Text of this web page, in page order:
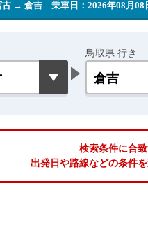
古 → 倉吉 乗車日：2026年08月08
鳥取県 行き
検索条件に合
出発日や路線などの条件